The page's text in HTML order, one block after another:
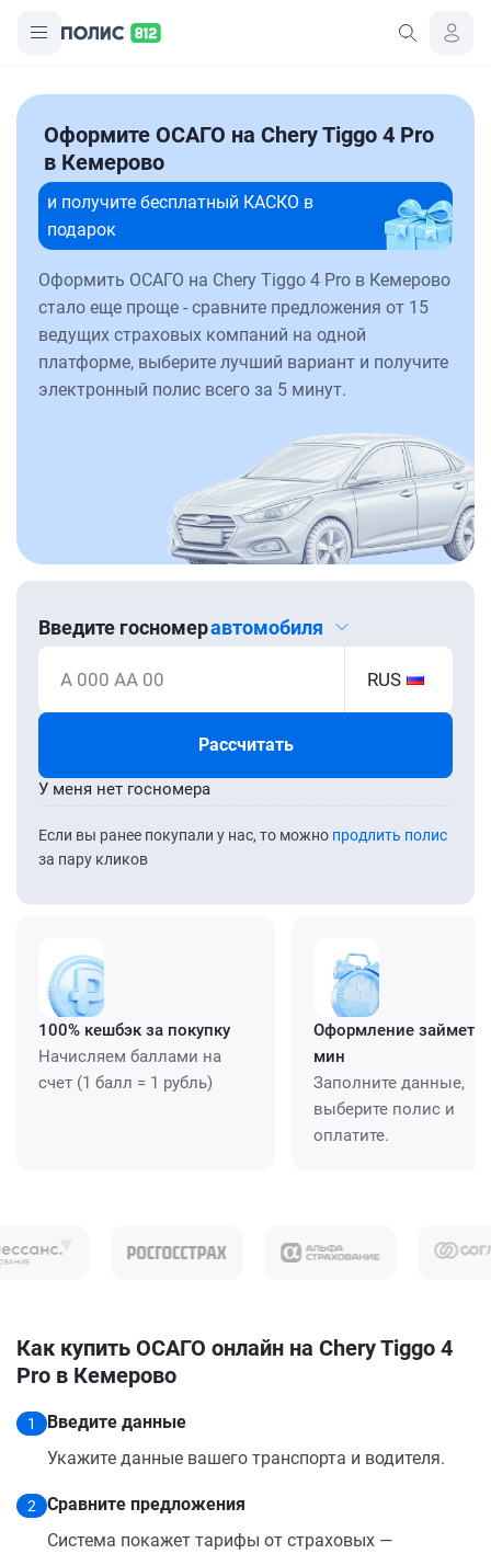
Оформите ОСАГО на Chery Tiggo 4 Pro
в Кемерово
и получите бесплатный КАСКО в
подарок
Оформить ОСАГО на Chery Tiggo 4 Pro в Кемерово
стало еще проще - сравните предложения от 15
ведущих страховых компаний на одной
платформе, выберите лучший вариант и получите
электронный полис всего за 5 минут.
Введите госномеравтомобиля
А 000 АА 00 RUS
Рассчитать
Если вы ранее покупали у нас, то можно продлить полис
за пару кликов
У меня нет госномера
100% кешбэк за покупку
Начисляем баллами на
счет (1 балл = 1 рубль)
Оформление займет
мин
Заполните данные,
выберите полис и
оплатите.
Как купить ОСАГО онлайн на Chery Tiggo 4
Pro в Кемерово
1
Введите данные
Укажите данные вашего транспорта и водителя.
2
Сравните предложения
Система покажет тарифы от страховых —